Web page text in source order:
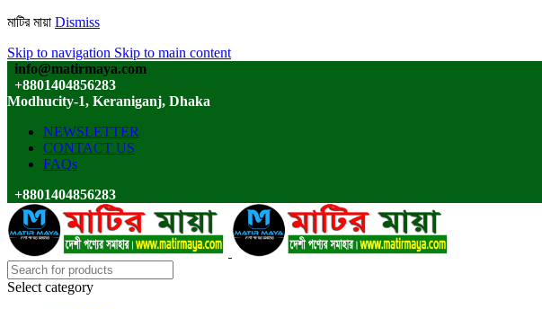
মাটির মায়া Dismiss
Skip to navigation Skip to main content
info@matirmaya.com
+8801404856283
Modhucity-1, Keraniganj, Dhaka
NEWSLETTER
CONTACT US
FAQs
+8801404856283
Select category